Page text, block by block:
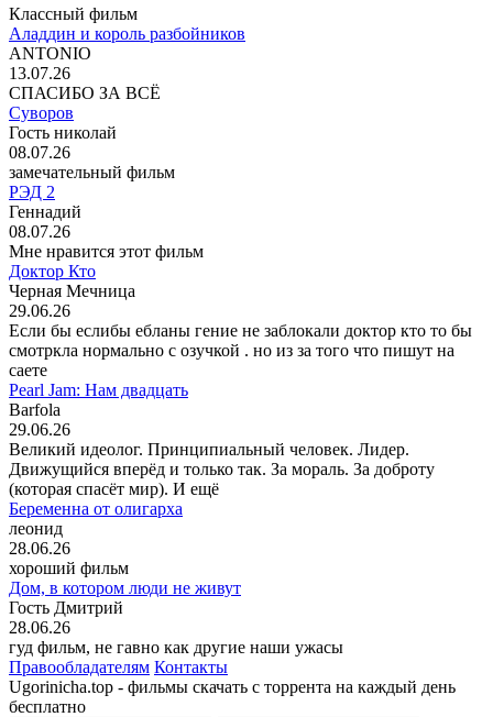
Классный фильм
Аладдин и король разбойников
ANTONIO
13.07.26
СПАСИБО ЗА ВСЁ
Суворов
Гость николай
08.07.26
замечательный фильм
РЭД 2
Геннадий
08.07.26
Мне нравится этот фильм
Доктор Кто
Черная Мечница
29.06.26
Если бы еслибы ебланы гение не заблокали доктор кто то бы
смотркла нормально с озучкой . но из за того что пишут на
саете
Pearl Jam: Нам двадцать
Barfola
29.06.26
Великий идеолог. Принципиальный человек. Лидер.
Движущийся вперёд и только так. За мораль. За доброту
(которая спасёт мир). И ещё
Беременна от олигарха
леонид
28.06.26
хороший фильм
Дом, в котором люди не живут
Гость Дмитрий
28.06.26
гуд фильм, не гавно как другие наши ужасы
Правообладателям Контакты
Ugorinicha.top - фильмы скачать с торрента на каждый день
бесплатно